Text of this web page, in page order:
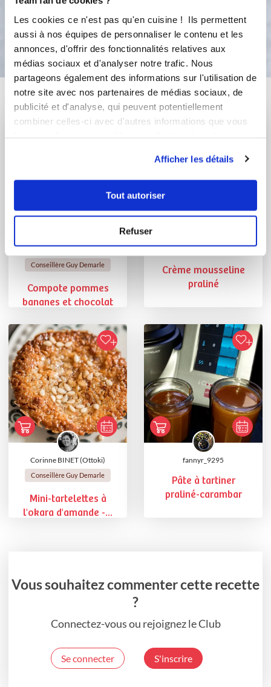
Les cookies ce n'est pas qu'en cuisine ! Ils permettent
aussi à nos équipes de personnaliser le contenu et les
annonces, d'offrir des fonctionnalités relatives aux
médias sociaux et d'analyser notre trafic. Nous
partageons également des informations sur l'utilisation de
notre site avec nos partenaires de médias sociaux, de
publicité et d'analyse, qui peuvent potentiellement
combiner celles-ci avec d'autres informations que vous
Afficher les détails
Tout autoriser
Refuser
Bon appétit !
Vous aimerez aussi ...
Katherine Morice
Conseillère Guy Demarle
Compote pommes
bananes et chocolat
minipouce
Crème mousseline
praliné
Corinne BINET (Ottoki)
Conseillère Guy Demarle
Mini-tartelettes à
l'okara d'amande -...
fannyr_9295
Pâte à tartiner
praliné-carambar
Vous souhaitez commenter cette recette
?
Connectez-vous ou rejoignez le Club
Se connecter S'inscrire